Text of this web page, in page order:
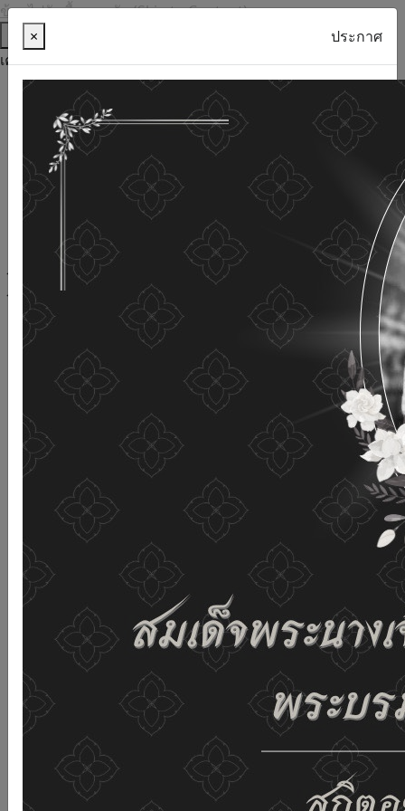
ข้ามไปยังเนื้อหาหลัก (Skip to Content)
ช่วยเหลือ
เครื่องมือการเข้าถึง
ภาษาไทย
ภาษาอังกฤษ
เพิ่มขนาดตัวอักษร
ลดขนาดตัวอักษร
ขนาดตัวอักษรปกติ
ความคมชัดสูง
ความคมชัดเชิงลบ
ความคมชัดปกติ
เปิดอ่านด้วยเสียง
ปิดอ่านด้วยเสียง
ผังเว็บไซต์
เว็บไซต์นี้ใช้คุกกี้ (Cookies)
กรมกิจการผู้สูงอายุ
ให้ความสำคัญต่อข้อมูลส่วนบุคคลของ
ท่าน เพื่อการพัฒนาและปรับปรุงเว็บไซต์ หากท่านใช้บริการ
เว็บไซต์นี้โดยไม่มีการปรับตั้งค่าใดๆ แสดงว่าท่านยินยอมที่จะ
รับคุกกี้บนเว็บไซต์ และนโยบายสิทธิส่วนบุคคลของเรา
ดูรายละเอียด ยอมรับทั้งหมด
02-659-6811 saraban@dop.mail.go.th
เปลี่ยนการแสดงผล
ก-ก
× ประกาศ